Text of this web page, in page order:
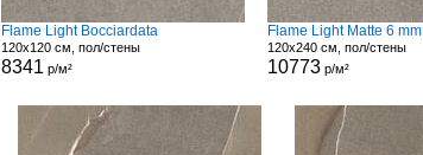
Flame Light Bocciardata
120x120 см, пол/стены
8341 р/м²
Flame Light Matte 6 mm
120x240 см, пол/стены
10773р/м²